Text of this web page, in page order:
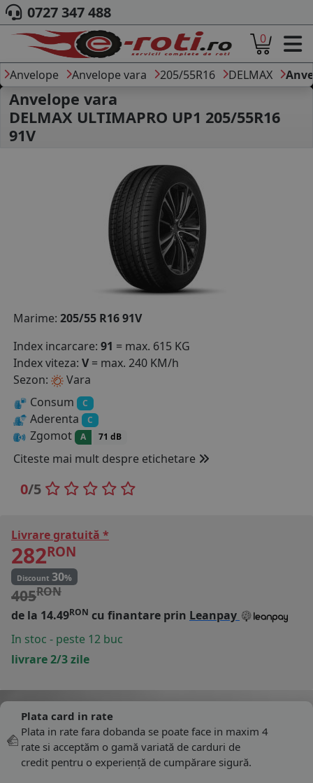
ACASA
DESPRE NOI
ANVELOPE
AUTO
CAMION
CAUTARE DUPA
DIMENSIUNI
PRODUCATORI ANVELOPE
MARCA AUTO
BLOG
B2B - COLABORARE COMPANII
CONT
CONTACT
0727 347 488
0
Anvelope Anvelope vara 205/55R16 DELMAX
Anvelope vara
DELMAX ULTIMAPRO UP1 205/55R16
91V
Marime: 205/55 R16 91V
Index incarcare: 91 = max. 615 KG
Index viteza: V= max. 240 KM/h
Sezon:
Vara
Consum
C
Aderenta C
Zgomot A 71 dB
Citeste mai mult despre etichetare
0/5
Livrare gratuită *
282RON
Discount 30%
405RON
de la 14.49RON cu finantare prin Leanpay
In stoc - peste 12 buc
livrare 2/3 zile
Plata card in rate
Plata in rate fara dobanda se poate face in maxim 4
rate si acceptăm o gamă variată de carduri de
credit pentru o experiență de cumpărare sigură.